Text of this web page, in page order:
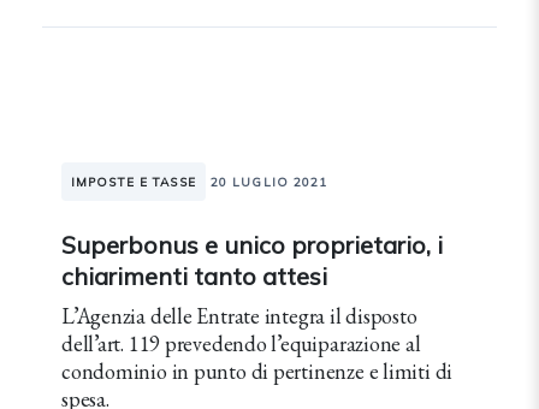
IMPOSTE E TASSE 20 LUGLIO 2021
Superbonus e unico proprietario, i
chiarimenti tanto attesi
L’Agenzia delle Entrate integra il disposto
dell’art. 119 prevedendo l’equiparazione al
condominio in punto di pertinenze e limiti di
spesa.